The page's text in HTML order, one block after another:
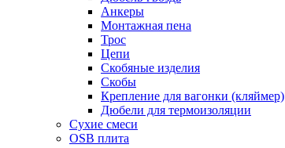
Анкеры
Монтажная пена
Трос
Цепи
Скобяные изделия
Скобы
Крепление для вагонки (кляймер)
Дюбели для термоизоляции
Сухие смеси
OSB плита